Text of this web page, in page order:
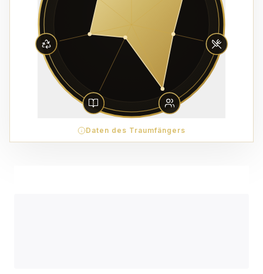
Daten des Traumfängers